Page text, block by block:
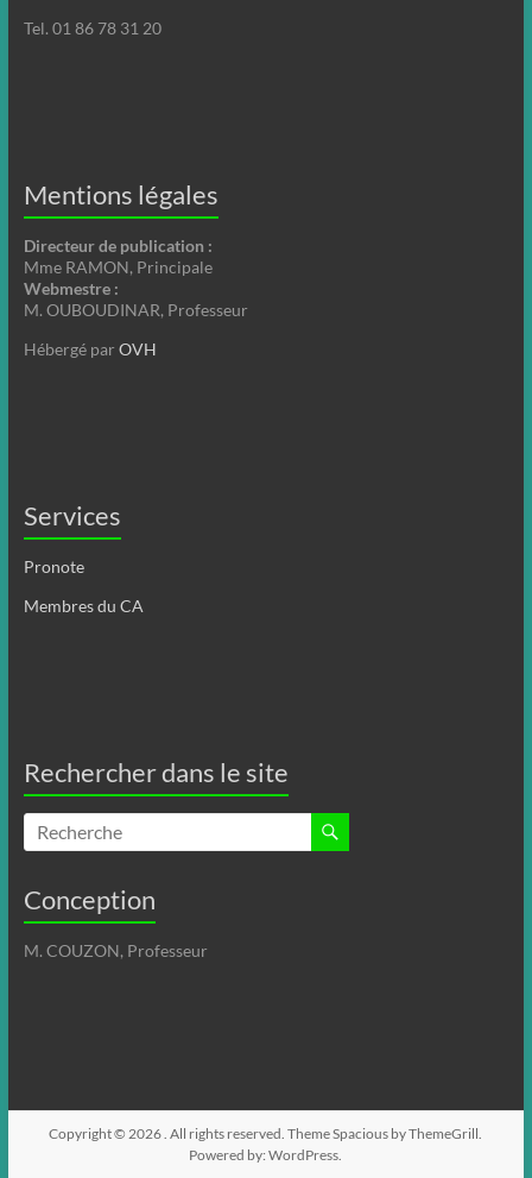
Tel. 01 86 78 31 20
Mentions légales
Directeur de publication :
Mme RAMON, Principale
Webmestre :
M. OUBOUDINAR, Professeur
Hébergé par OVH
Services
Pronote
Membres du CA
Rechercher dans le site
Conception
M. COUZON, Professeur
Copyright © 2026 . All rights reserved. ThemeSpacious by ThemeGrill.
Powered by:WordPress